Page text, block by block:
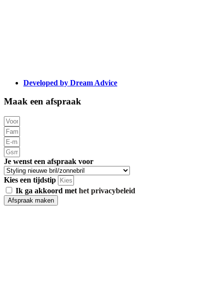
Developed by Dream Advice
Maak een afspraak
Je wenst een afspraak voor
Kies een tijdstip
Ik ga akkoord met het privacybeleid
Afspraak maken